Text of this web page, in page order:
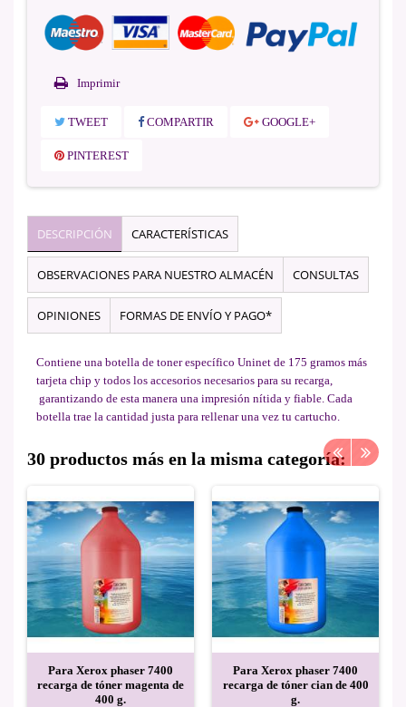
Imprimir
TWEET COMPARTIR GOOGLE+
PINTEREST
DESCRIPCIÓN CARACTERÍSTICAS
OBSERVACIONES PARA NUESTRO ALMACÉN CONSULTAS
OPINIONES FORMAS DE ENVÍO Y PAGO*
Contiene una botella de toner específico Uninet de 175 gramos más
tarjeta chip y todos los accesorios necesarios para su recarga,
garantizando de esta manera una impresión nítida y fiable. Cada
botella trae la cantidad justa para rellenar una vez tu cartucho.
30 productos más en la misma categoría:
Para Xerox phaser 7400
recarga de tóner magenta de
400 g.
Para Xerox phaser 7400
recarga de tóner cian de 400
g.